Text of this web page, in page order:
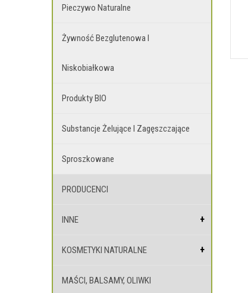
Pieczywo Naturalne
Żywność Bezglutenowa I
Niskobiałkowa
Produkty BIO
Substancje Żelujące I Zagęszczające
Sproszkowane
PRODUCENCI
INNE
KOSMETYKI NATURALNE
MAŚCI, BALSAMY, OLIWKI